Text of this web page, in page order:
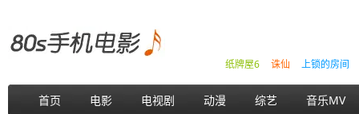
上锁的房间
诛仙
纸牌屋6
首页 电影 电视剧 动漫 综艺 音乐MV